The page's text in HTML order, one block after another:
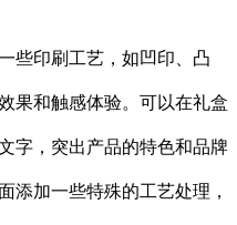
印刷工艺，如凹印、凸
果和触感体验。可以在礼盒
字，突出产品的特色和品牌
添加一些特殊的工艺处理，